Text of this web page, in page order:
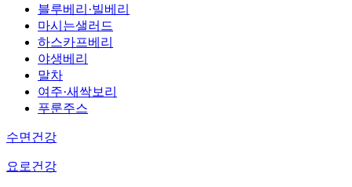
블루베리·빌베리
마시는샐러드
하스카프베리
야생베리
말차
여주·새싹보리
푸룬주스
수면건강
요로건강